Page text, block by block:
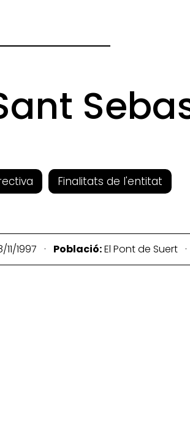
Finalitats de l'entitat
1997 · Població:El Pont de Suert ·